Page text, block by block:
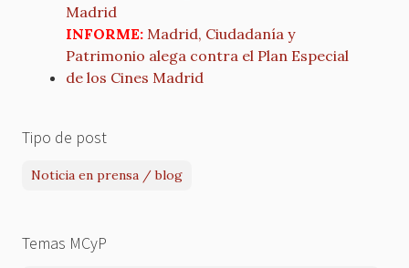
Madrid
INFORME: Madrid, Ciudadanía y
Patrimonio alega contra el Plan Especial
de los Cines Madrid
Tipo de post
Noticia en prensa / blog
Temas MCyP